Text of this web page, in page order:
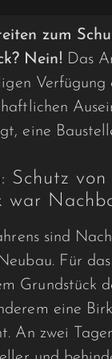
zum
Nein! Das
eine
Schutz
war
sind
Für
Grundstück
eine
An zwei